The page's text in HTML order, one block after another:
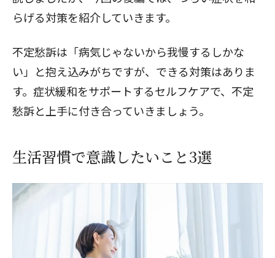
らげる対策を紹介していきます。
不定愁訴は「病気じゃないから我慢するしかな
い」と抱え込みがちですが、できる対策はありま
す。症状緩和をサポートするセルフケアで、不定
愁訴と上手に付き合っていきましょう。
生活習慣で意識したいこと3選